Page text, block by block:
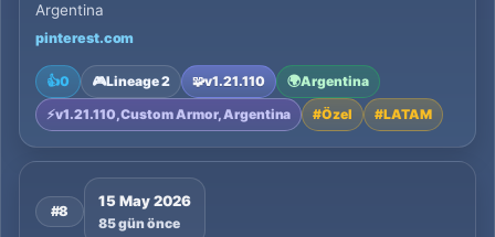
Argentina
pinterest.com
👍0 🎮Lineage 2 🧩v1.21.110 🌍Argentina
⚡v1.21.110, Custom Armor, Argentina #Özel #LATAM
#8
15 May 2026
85 gün önce